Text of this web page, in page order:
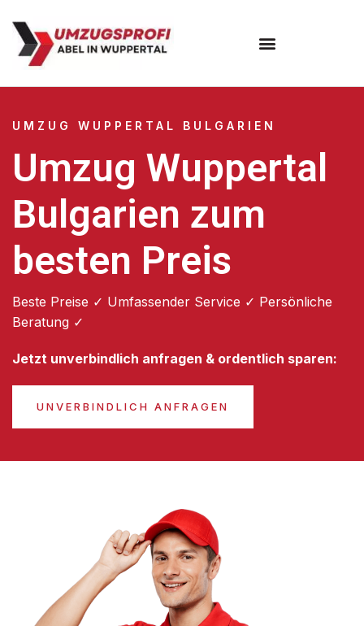
UMZUG WUPPERTAL BULGARIEN
Umzug Wuppertal
Bulgarien zum
besten Preis
Beste Preise ✓ Umfassender Service ✓ Persönliche
Beratung ✓
Jetzt unverbindlich anfragen & ordentlich sparen:
UNVERBINDLICH ANFRAGEN